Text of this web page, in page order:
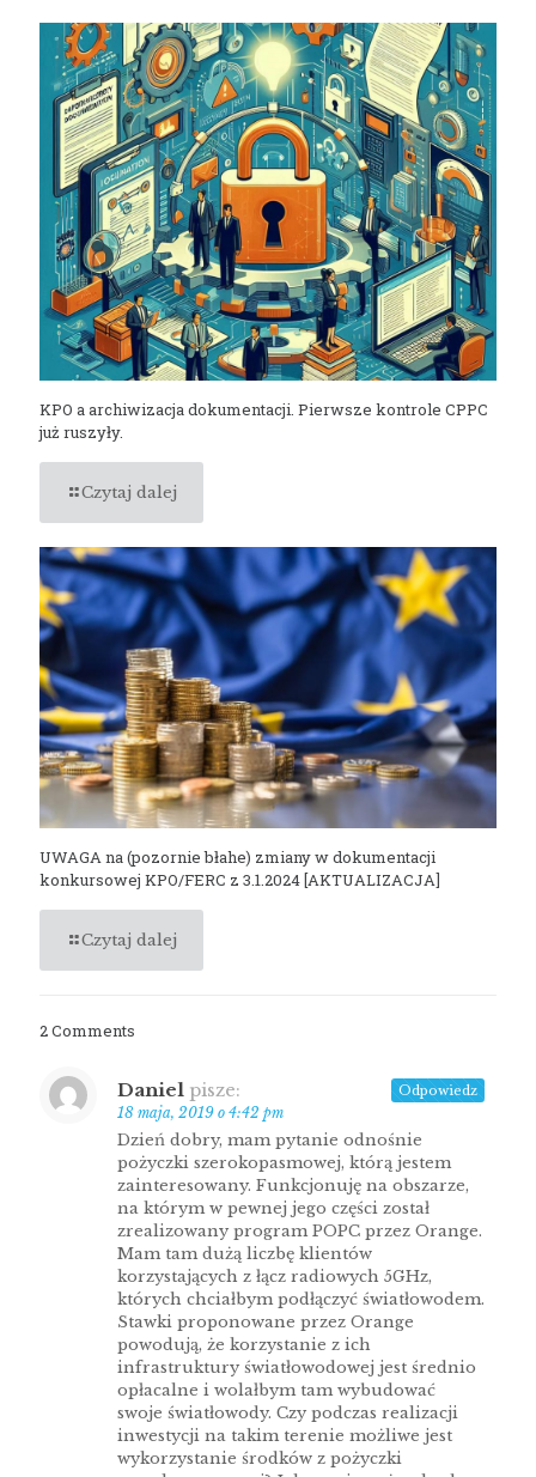
KPO a archiwizacja dokumentacji. Pierwsze kontrole CPPC
już ruszyły.
Czytaj dalej
UWAGA na (pozornie błahe) zmiany w dokumentacji
konkursowej KPO/FERC z 3.1.2024 [AKTUALIZACJA]
Czytaj dalej
2 Comments
Daniel pisze:
18 maja, 2019 o 4:42 pm
Dzień dobry, mam pytanie odnośnie
pożyczki szerokopasmowej, którą jestem
zainteresowany. Funkcjonuję na obszarze,
na którym w pewnej jego części został
zrealizowany program POPC przez Orange.
Mam tam dużą liczbę klientów
korzystających z łącz radiowych 5GHz,
których chciałbym podłączyć światłowodem.
Stawki proponowane przez Orange
powodują, że korzystanie z ich
infrastruktury światłowodowej jest średnio
opłacalne i wolałbym tam wybudować
swoje światłowody. Czy podczas realizacji
inwestycji na takim terenie możliwe jest
wykorzystanie środków z pożyczki
Odpowiedz